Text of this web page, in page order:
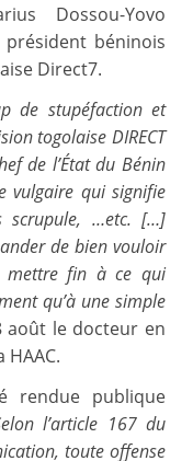
Dossou-Yovo
béninois
Direct7.
de stupéfaction et
togolaise DIRECT
de l’État du Bénin
vulgaire qui signifie
scrupule, …etc. […]
de bien vouloir
mettre fin à ce qui
qu’à une simple
août le docteur en
rendue publique
l’article 167 du
toute offense